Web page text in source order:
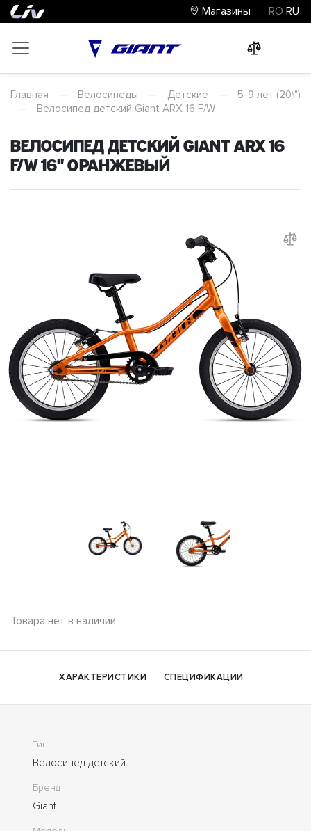
Магазины RO RU
Главная — Велосипеды — Детские —
5-9 лет (20\")
—
Велосипед детский Giant ARX 16 F/W
Велосипед детский Giant ARX 16
F/W 16" Оранжевый
Товара нет в наличии
ХАРАКТЕРИСТИКИ СПЕЦИФИКАЦИИ
Тип
Велосипед детский
Бренд
Giant